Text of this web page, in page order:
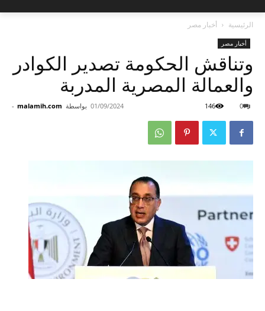
الرئيسية أخبار مصر
أخبار مصر
وتناقش الحكومة تصدير الكوادر
والعمالة المصرية المدربة
بواسطة malamih.com
- 01/09/2024 0
146